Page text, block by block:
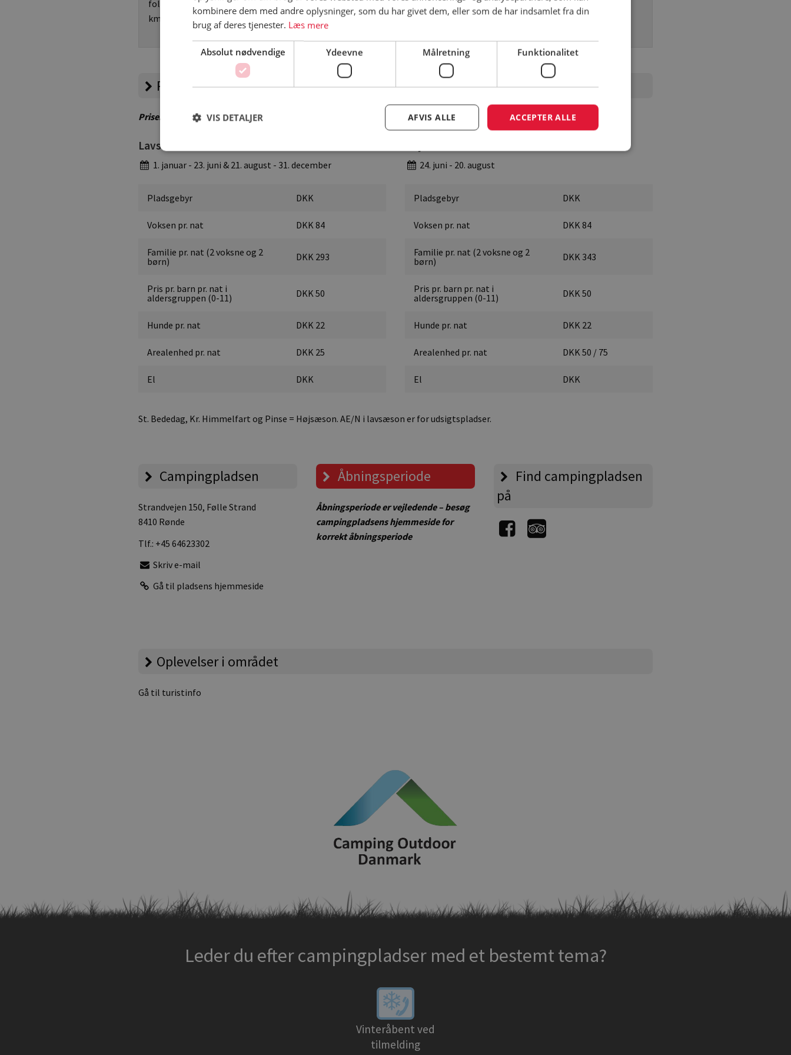
folder/min. 3 stk. Rute på mindst 3
km.
højsæsonen max. 5 km. fra pladsen
Priser
Priser er vejledende – besøg campingpladsens hjemmeside for korrekte priser
Lavsæson
1. januar - 23. juni & 21. august - 31. december
Pladsgebyr DKK
Voksen pr. nat DKK 84
Familie pr. nat (2 voksne og 2
børn)
DKK 293
Pris pr. barn pr. nat i
aldersgruppen (0-11)
DKK 50
Hunde pr. nat DKK 22
Arealenhed pr. nat DKK 25
El DKK
24. juni - 20. august
Pladsgebyr DKK
Voksen pr. nat DKK 84
Familie pr. nat (2 voksne og 2
børn)
DKK 343
Pris pr. barn pr. nat i
aldersgruppen (0-11)
DKK 50
Hunde pr. nat DKK 22
Arealenhed pr. nat DKK 50 / 75
El DKK
St. Bededag, Kr. Himmelfart og Pinse = Højsæson. AE/N i lavsæson er for udsigtspladser.
Campingpladsen
Strandvejen 150, Følle Strand
8410 Rønde
Tlf.: +45 64623302
Skriv e-mail
Gå til pladsens hjemmeside
Åbningsperiode
Åbningsperiode er vejledende – besøg
campingpladsens hjemmeside for
korrekt åbningsperiode
Find campingpladsen
på
Oplevelser i området
Gå til turistinfo
Leder du efter campingpladser med et bestemt tema?
Vinteråbent ved
tilmelding
kombinere dem med andre oplysninger, som du har givet dem, eller som de har indsamlet fra din
brug af deres tjenester. Læs mere
Absolut nødvendige Ydeevne Målretning Funktionalitet
ACCEPTER ALLE
AFVIS ALLE
VIS DETALJER